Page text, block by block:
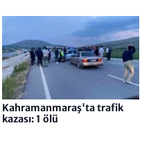
Kahramanmaraş'ta trafik
kazası: 1 ölü